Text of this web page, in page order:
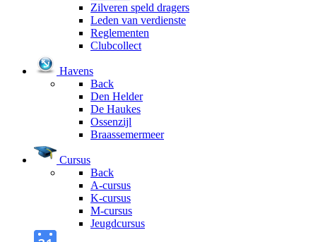
Zilveren speld dragers
Leden van verdienste
Reglementen
Clubcollect
Havens
Back
Den Helder
De Haukes
Ossenzijl
Braassemermeer
Cursus
Back
A-cursus
K-cursus
M-cursus
Jeugdcursus